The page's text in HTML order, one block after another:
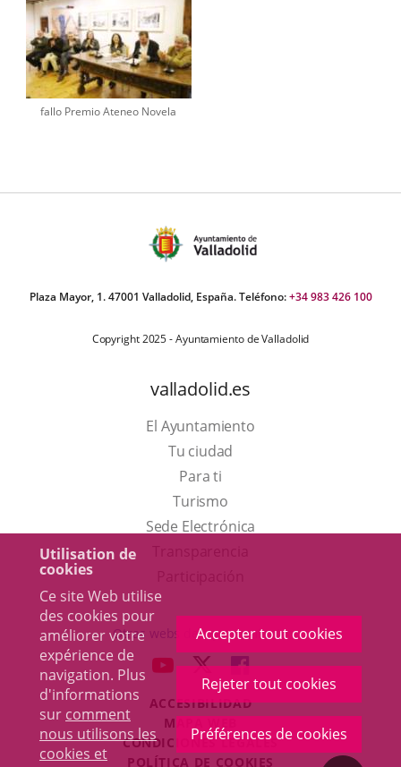
Utilisation de
cookies
Ce site Web utilise
des cookies pour
améliorer votre
expérience de
navigation. Plus
d'informations
sur comment
nous utilisons les
cookies et
Accepter tout cookies
Rejeter tout cookies
Préférences de cookies
fallo Premio Ateneo Novela
Plaza Mayor, 1. 47001 Valladolid, España. Teléfono:+34 983 426 100
Copyright 2025 - Ayuntamiento de Valladolid
valladolid.es
El Ayuntamiento
Tu ciudad
Para ti
TurismoEste
enlace
una
ventana
nueva.
Sede Electrónica
externa.
Otras webs del ayuntamiento
ENLACE
UNA
APLICACIÓN
EXTERNA.
ENLACE
A
UNA
APLICACIÓN
EXTERNA.
ENLACE
A
UNA
APLICACIÓN
EXTERNA.
ACCESIBILIDAD
MAPA WEB
CONDICIONES LEGALES
POLÍTICA DE COOKIES